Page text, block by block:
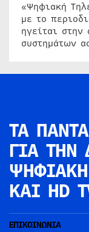
«Ψηφιακή
με το
ηγείται
συστημάτων
ΤΑ ΠΑΝΤΑ
ΓΙΑ ΤΗΝ
ΨΗΦΙΑΚΗ
ΚΑΙ HD
ΕΠΙΚΟΙΝΩΝΙΑ